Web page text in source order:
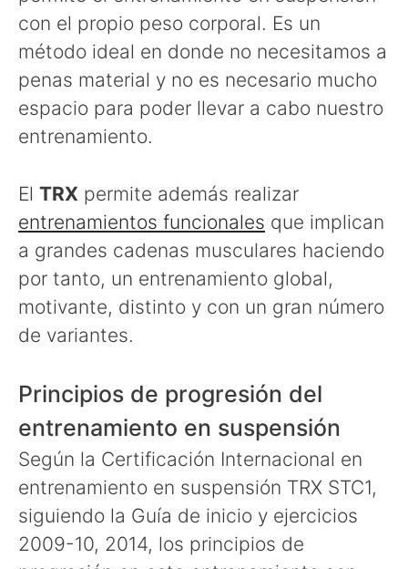
con el propio peso corporal. Es un
método ideal en donde no necesitamos a
penas material y no es necesario mucho
espacio para poder llevar a cabo nuestro
entrenamiento.
El TRX permite además realizar
entrenamientos funcionales que implican
a grandes cadenas musculares haciendo
por tanto, un entrenamiento global,
motivante, distinto y con un gran número
de variantes.
Principios de progresión del
entrenamiento en suspensión
Según la Certificación Internacional en
entrenamiento en suspensión TRX STC1,
siguiendo la Guía de inicio y ejercicios
2009-10, 2014, los principios de